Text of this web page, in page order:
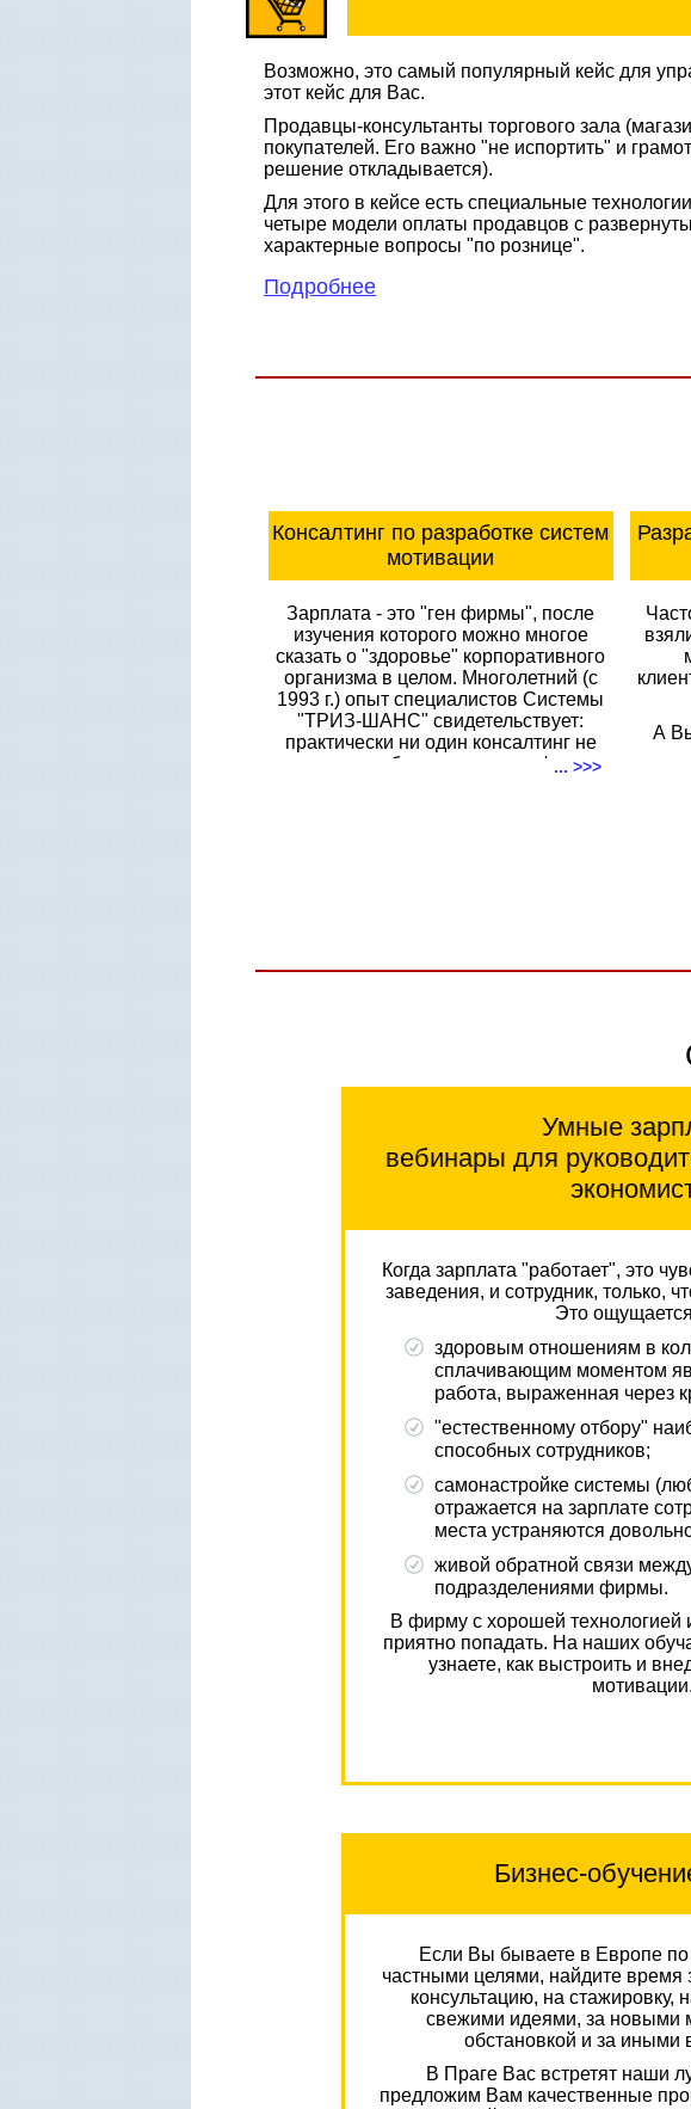
Возможно, это самый популярный кейс для
этот кейс для Вас.
Продавцы-консультанты торгового зала
покупателей. Его важно "не испортить" и
решение откладывается).
Для этого в кейсе есть специальные
четыре модели оплаты продавцов с
характерные вопросы "по рознице".
Подробнее
Консалтинг по разработке систем
мотивации
Зарплата - это "ген фирмы", после
изучения которого можно многое
сказать о "здоровье" корпоративного
организма в целом. Многолетний (с
1993 г.) опыт специалистов Системы
"ТРИЗ-ШАНС" свидетельствует:
практически ни один консалтинг не
проходит без экспертизы и/или... >>>
А
С
Умные
вебинары для
Когда зарплата "работает", это
заведения, и сотрудник, только,
Это
здоровым отношениям в
сплачивающим моментом
работа, выраженная через
"естественному отбору"
способных сотрудников;
самонастройке системы
отражается на зарплате
места устраняются
живой обратной связи
подразделениями фирмы.
В фирму с хорошей технологией
приятно попадать. На наших
узнаете, как выстроить и
Бизнес-
Если Вы бываете в Европе по
частными целями, найдите время
консультацию, на стажировку,
свежими идеями, за новыми
обстановкой и за иными
В Праге Вас встретят наши
предложим Вам качественные